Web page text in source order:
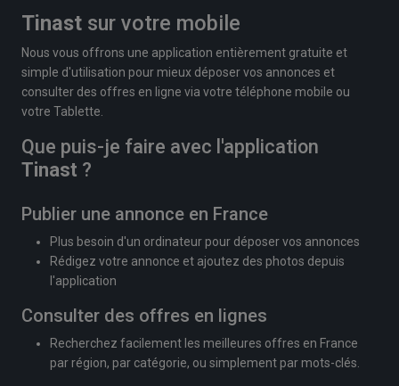
Tinast sur votre mobile
Nous vous offrons une application entièrement gratuite et
simple d'utilisation pour mieux déposer vos annonces et
consulter des offres en ligne via votre téléphone mobile ou
votre Tablette.
Que puis-je faire avec l'application
Tinast ?
Publier une annonce en France
Plus besoin d'un ordinateur pour déposer vos annonces
Rédigez votre annonce et ajoutez des photos depuis
l'application
Consulter des offres en lignes
Recherchez facilement les meilleures offres en France
par région, par catégorie, ou simplement par mots-clés.